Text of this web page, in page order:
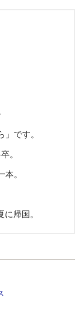
です。
。
。
帰国。